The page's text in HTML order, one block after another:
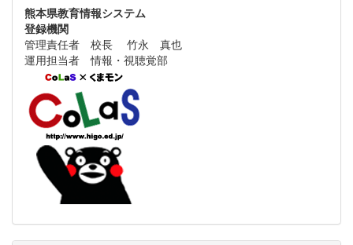
熊本県教育情報システム
登録機関
管理責任者 校長 竹永 真也
運用担当者 情報・視聴覚部